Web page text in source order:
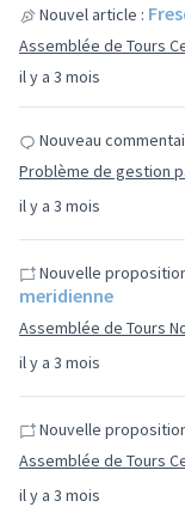
il y a 3 mois
Nouvel article :
Assemblée de Tours
il y a 3 mois
Nouveau
Problème de gestion
il y a 3 mois
Nouvelle
meridienne
Assemblée de Tours
il y a 3 mois
Nouvelle
Assemblée de Tours